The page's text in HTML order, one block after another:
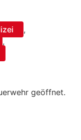
,
,
geöffnet.